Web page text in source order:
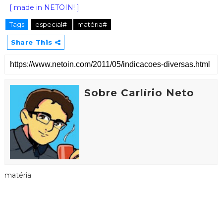
[ made in NETOIN! ]
Tags especial# matéria#
Share This
Sobre Carlírio Neto
matéria